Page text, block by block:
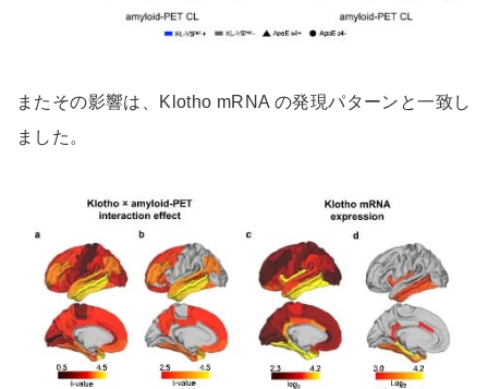
またその影響は、Klotho mRNA の発現パターンと一致し
ました。